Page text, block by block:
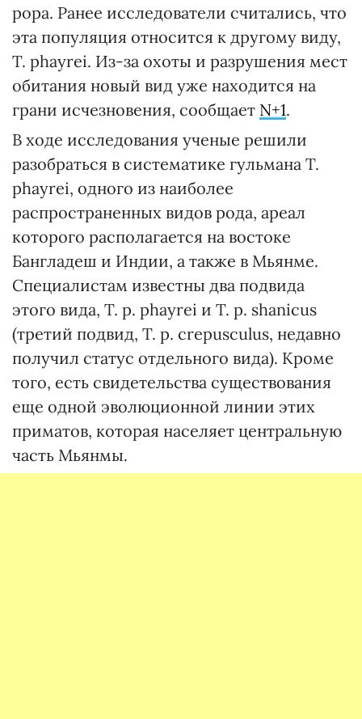
popa. Ранее исследователи считались, что
эта популяция относится к другому виду,
T. phayrei. Из-за охоты и разрушения мест
обитания новый вид уже находится на
грани исчезновения, сообщает N+1.
В ходе исследования ученые решили
разобраться в систематике гульмана T.
phayrei, одного из наиболее
распространенных видов рода, ареал
которого располагается на востоке
Бангладеш и Индии, а также в Мьянме.
Специалистам известны два подвида
этого вида, T. p. phayrei и T. p. shanicus
(третий подвид, T. p. crepusculus, недавно
получил статус отдельного вида). Кроме
того, есть свидетельства существования
еще одной эволюционной линии этих
приматов, которая населяет центральную
часть Мьянмы.